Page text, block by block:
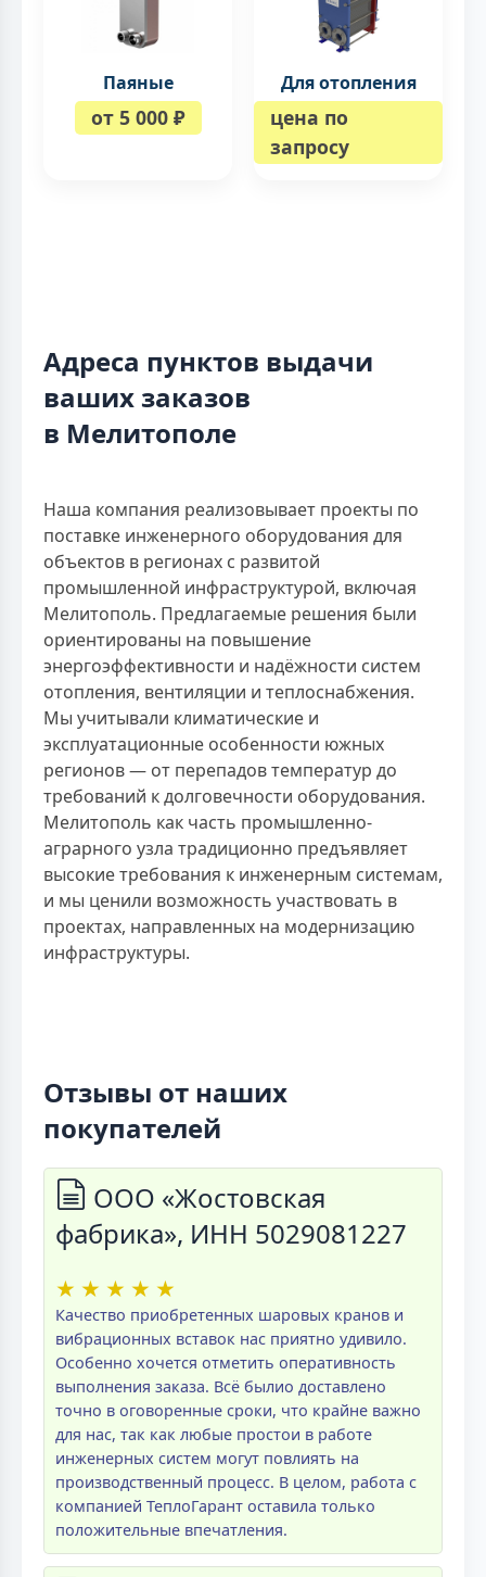
Паяные
от 5 000 ₽
Для отопления
цена по
запросу
Адреса пунктов выдачи
ваших заказов
в Мелитополе
Наша компания реализовывает проекты по
поставке инженерного оборудования для
объектов в регионах с развитой
промышленной инфраструктурой, включая
Мелитополь. Предлагаемые решения были
ориентированы на повышение
энергоэффективности и надёжности систем
отопления, вентиляции и теплоснабжения.
Мы учитывали климатические и
эксплуатационные особенности южных
регионов — от перепадов температур до
требований к долговечности оборудования.
Мелитополь как часть промышленно-
аграрного узла традиционно предъявляет
высокие требования к инженерным системам,
и мы ценили возможность участвовать в
проектах, направленных на модернизацию
инфраструктуры.
Отзывы от наших
покупателей
ООО «Жостовская
фабрика», ИНН 5029081227
★ ★ ★ ★ ★
Качество приобретенных шаровых кранов и
вибрационных вставок нас приятно удивило.
Особенно хочется отметить оперативность
выполнения заказа. Всё былио доставлено
точно в оговоренные сроки, что крайне важно
для нас, так как любые простои в работе
инженерных систем могут повлиять на
производственный процесс. В целом, работа с
компанией ТеплоГарант оставила только
положительные впечатления.